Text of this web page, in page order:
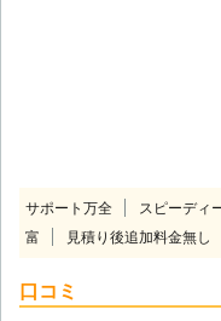
サポート万全 スピーディ
富
見積り後追加料金無し
口コミ